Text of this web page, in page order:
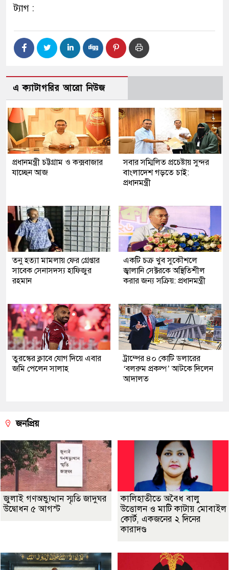
ট্যাগ :
এ ক্যাটাগরির আরো নিউজ
প্রধানমন্ত্রী চট্টগ্রাম ও কক্সবাজার
যাচ্ছেন আজ
সবার সম্মিলিত প্রচেষ্টায় সুন্দর
বাংলাদেশ গড়তে চাই:
প্রধানমন্ত্রী
তনু হত্যা মামলায় ফের গ্রেপ্তার
সাবেক সেনাসদস্য হাফিজুর
রহমান
একটি চক্র খুব সুকৌশলে
জ্বালানি সেক্টরকে অস্থিতিশীল
করার জন্য সক্রিয়: প্রধানমন্ত্রী
তুরস্কের ক্লাবে যোগ দিয়ে এবার
জমি পেলেন সালাহ
ট্রাম্পের ৪০ কোটি ডলারের
‘বলরুম প্রকল্প’ আটকে দিলেন
আদালত
জনপ্রিয়
জুলাই গণঅভ্যুত্থান স্মৃতি জাদুঘর
উদ্বোধন ৫ আগস্ট
কালিহাতীতে অবৈধ বালু
উত্তোলন ও মাটি কাটায় মোবাইল
কোর্ট, একজনের ২ দিনের
কারাদণ্ড